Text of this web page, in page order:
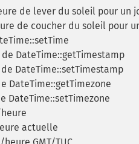
de lever du soleil pour un
de coucher du soleil pour
DateTime::getTimestamp
DateTime::setTimestamp
DateTime::getTimezone
DateTime::setTimezone
actuelle